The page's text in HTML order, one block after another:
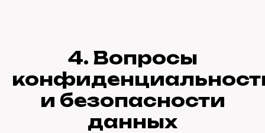
4. Вопросы
и безопасности
данных